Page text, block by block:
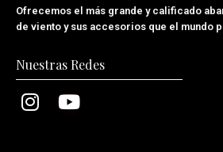
Ofrecemos el más grande y calificado
de viento y sus accesorios que el mundo
Nuestras Redes